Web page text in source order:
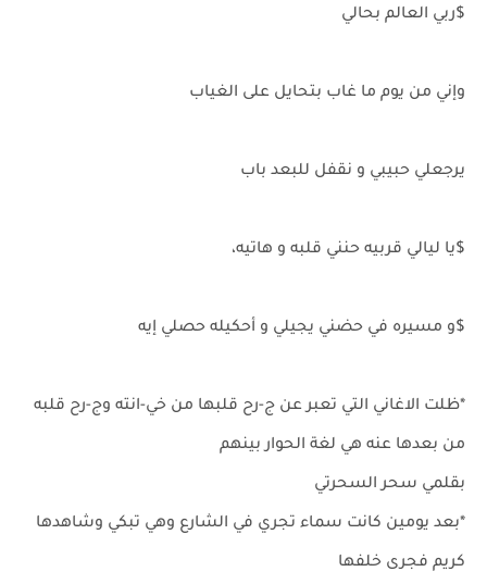
$ربي العالم بحالي
وإني من يوم ما غاب بتحايل على الغياب
يرجعلي حبيبي و نقفل للبعد باب
$يا ليالي قربيه حنني قلبه و هاتيه،
$و مسيره في حضني يجيلي و أحكيله حصلي إيه
*ظلت الاغاني التي تعبر عن ج-رح قلبها من خي-انته وج-رح قلبه
من بعدها عنه هي لغة الحوار بينهم
بقلمي سحر السحرتي
*بعد يومين كانت سماء تجري في الشارع وهي تبكي وشاهدها
كريم فجرى خلفها